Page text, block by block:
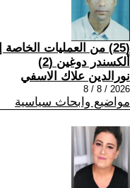
(25) من العمليات
ألكسندر دوغين (2)
نورالدين علاك الاسفي
2026 / 8 / 8
مواضيع وابحاث سياسية